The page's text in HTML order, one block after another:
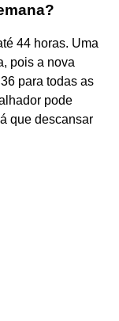
44 horas. Uma
pois a nova
para todas as
pode
que descansar